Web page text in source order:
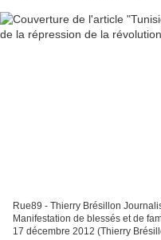
Rue89 - Thierry Brésillon
Manifestation de blessés et de
17 décembre 2012 (Thierry